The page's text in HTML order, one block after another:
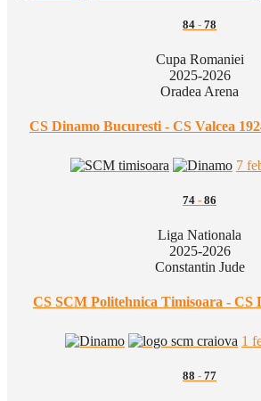
84 - 78
Cupa Romaniei
2025-2026
Oradea Arena
CS Dinamo Bucuresti - CS Valcea
7
74 - 86
Liga Nationala
2025-2026
Constantin Jude
CS SCM Politehnica Timisoara - CS
1
88 - 77